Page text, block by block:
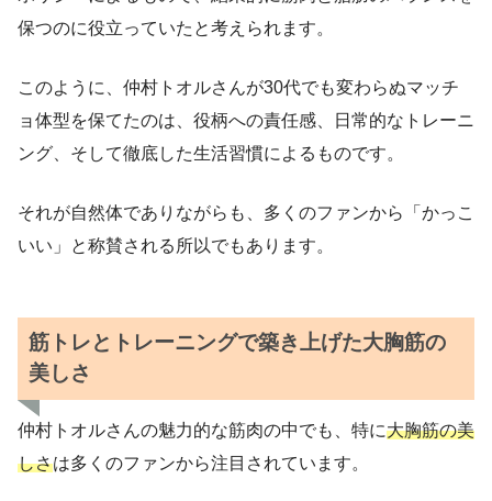
保つのに役立っていたと考えられます。
このように、仲村トオルさんが30代でも変わらぬマッチ
ョ体型を保てたのは、役柄への責任感、日常的なトレーニ
ング、そして徹底した生活習慣によるものです。
それが自然体でありながらも、多くのファンから「かっこ
いい」と称賛される所以でもあります。
筋トレとトレーニングで築き上げた大胸筋の
美しさ
仲村トオルさんの魅力的な筋肉の中でも、特に大胸筋の美
しさは多くのファンから注目されています。